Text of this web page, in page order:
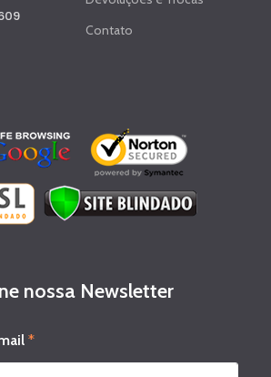
Contato
nossa Newsletter
*